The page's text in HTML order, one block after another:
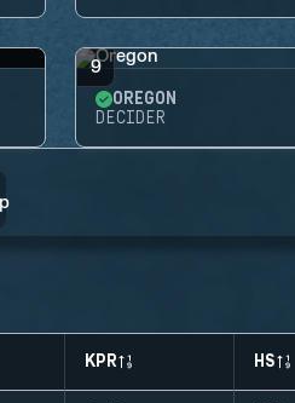
9
OREGON
DECIDER
KPR HS